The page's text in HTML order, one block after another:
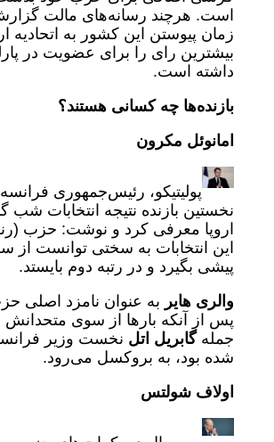
است. هرچند رسانه‌های مالت گزارش
زمان پیوستن این کشور به اتحادیه
بیشترین رای را برای عضویت در
داشته است.
بازنده‌ها چه کسانی هستند؟
امانوئل مکرون
پولیتیکو، رئیس‌جمهوری
نخستین بازنده نتیجه انتخابات شب
اروپا معرفی کرد و نوشت: حزب
این انتخابات به سختی توانست از
پیشی بگیرد و در رتبه دوم بایستد.
والری هایر به عنوان نامزد اصلی
پس از آنکه بارها از سوی متحدانش
جمله گابریل اتل نخست وزیر
شده بود، به بروکسل می‌رود.
اولاف شولتس